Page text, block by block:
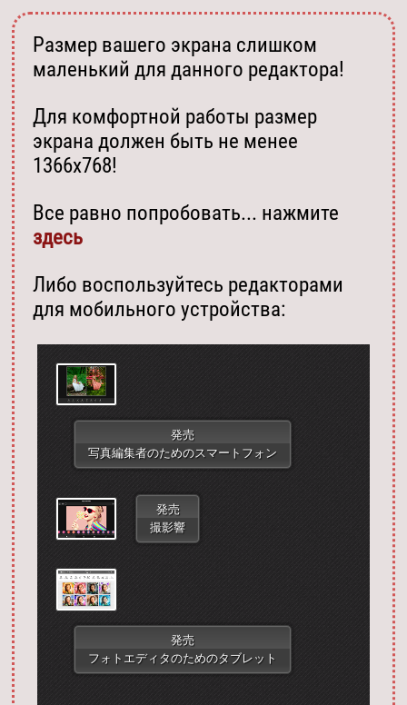
Запустить фотошоп
Размер вашего экрана слишком
маленький для данного редактора!
Для комфортной работы размер
экрана должен быть не менее
1366х768!
Все равно попробовать... нажмите
здесь
Либо воспользуйтесь редакторами
для мобильного устройства:
発売
写真編集者のためのスマートフォン
発売
撮影響
発売
フォトエディタのためのタブレット